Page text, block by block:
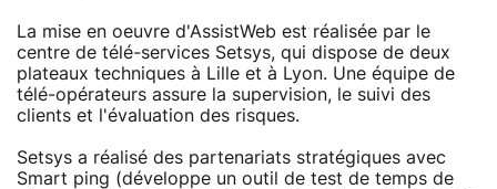
La mise en oeuvre d'AssistWeb est réalisée par le
centre de télé-services Setsys, qui dispose de deux
plateaux techniques à Lille et à Lyon. Une équipe de
télé-opérateurs assure la supervision, le suivi des
clients et l'évaluation des risques.
Setsys a réalisé des partenariats stratégiques avec
Smart ping (développe un outil de test de temps de